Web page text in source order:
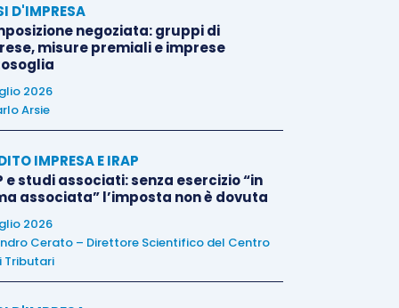
D'IMPRESA
negoziata: gruppi di
misure premiali e imprese
2026
Arsie
IMPRESA E IRAP
e studi associati: senza esercizio “in
associata” l’imposta non è dovuta
2026
Cerato – Direttore Scientifico del Centro
Tributari